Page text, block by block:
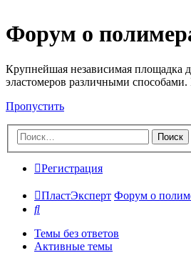
Форум о
Крупнейшая независимая площадка
эластомеров различными
Пропустить
Поиск
Регистрация
ПластЭксперт Форум о
Поиск
Темы без ответов
Активные темы